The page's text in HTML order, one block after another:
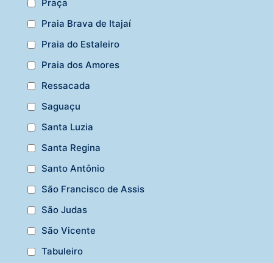
Praça
Praia Brava de Itajaí
Praia do Estaleiro
Praia dos Amores
Ressacada
Saguaçu
Santa Luzia
Santa Regina
Santo Antônio
São Francisco de Assis
São Judas
São Vicente
Tabuleiro